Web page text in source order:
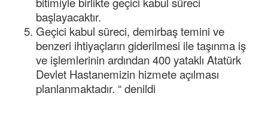
başlayacaktır.
Geçici kabul süreci, demirbaş temini ve
benzeri ihtiyaçların giderilmesi ile taşınma iş
ve işlemlerinin ardından 400 yataklı Atatürk
Devlet Hastanemizin hizmete açılması
planlanmaktadır. “ denildi